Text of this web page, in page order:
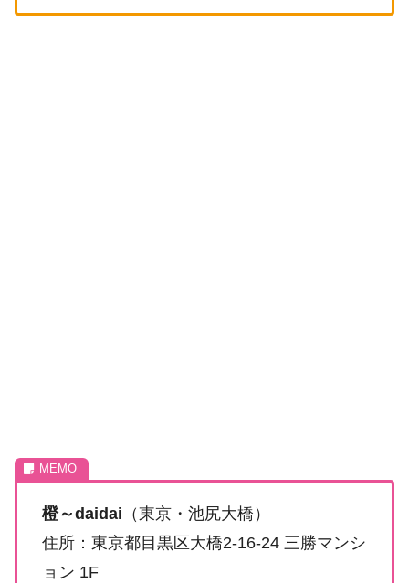
橙～daidai （東京・池尻大橋）
住所：東京都目黒区大橋2-16-24 三勝マンシ
ョン 1F